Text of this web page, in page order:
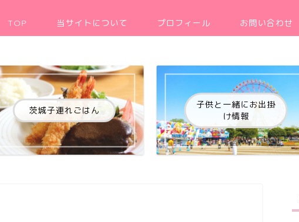
TOP 当サイトについて プロフィール お問い合わせ
茨城子連れごはん
子供と一緒にお出掛
け情報